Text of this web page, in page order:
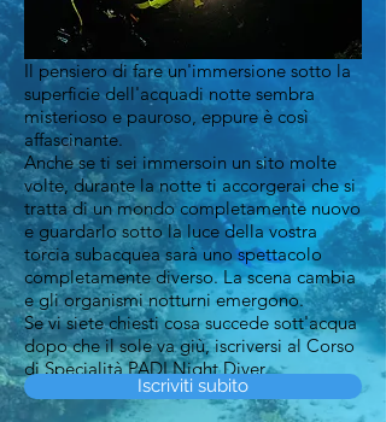
Il pensiero di fare un'immersione sotto la
superficie dell'acquadi notte sembra
misterioso e pauroso, eppure è così
affascinante.
Anche se ti sei immersoin un sito molte
volte, durante la notte ti accorgerai che si
tratta di un mondo completamente nuovo
e guardarlo sotto la luce della vostra
torcia subacquea sarà uno spettacolo
completamente diverso. La scena cambia
e gli organismi notturni emergono.
Se vi siete chiesti cosa succede sott'acqua
dopo che il sole va giù, iscriversi al Corso
di Specialità PADI Night Diver.
Iscriviti subito